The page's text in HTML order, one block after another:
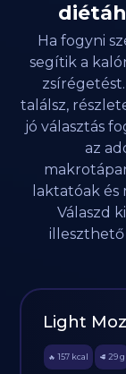
Ha fogyni
segítik a
találsz,
jó választás
az
laktatóak
Válaszd
Light
🔥 157 kcal 🥩 29 g